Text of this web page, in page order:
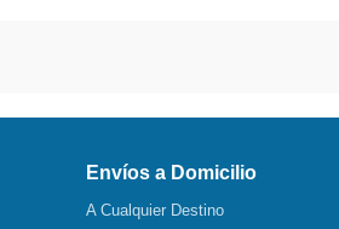
Envíos a Domicilio
A Cualquier Destino